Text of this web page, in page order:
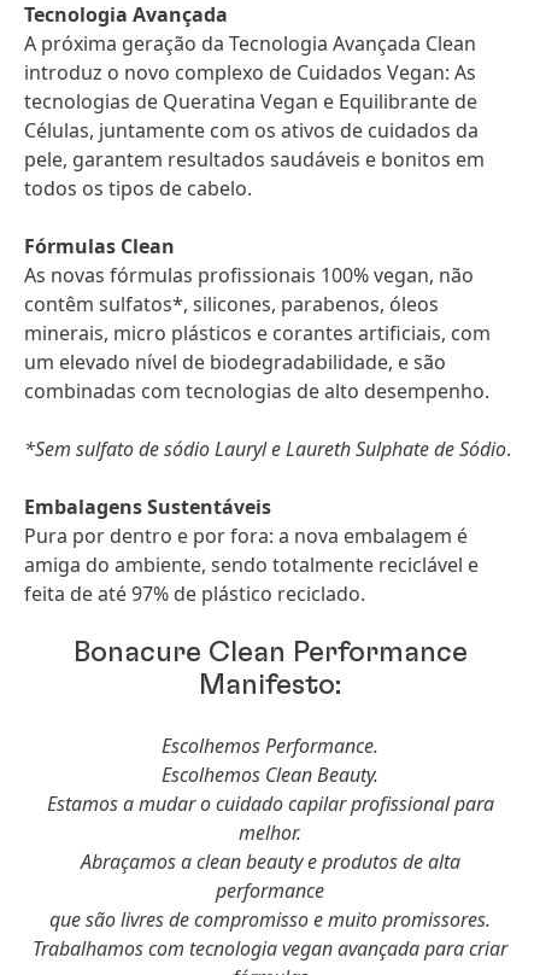
Tecnologia Avançada
A próxima geração da Tecnologia Avançada Clean
introduz o novo complexo de Cuidados Vegan: As
tecnologias de Queratina Vegan e Equilibrante de
Células, juntamente com os ativos de cuidados da
pele, garantem resultados saudáveis e bonitos em
todos os tipos de cabelo.
Fórmulas Clean
As novas fórmulas profissionais 100% vegan, não
contêm sulfatos*, silicones, parabenos, óleos
minerais, micro plásticos e corantes artificiais, com
um elevado nível de biodegradabilidade, e são
combinadas com tecnologias de alto desempenho.
*Sem sulfato de sódio Lauryl e Laureth Sulphate de Sódio.
Embalagens Sustentáveis
Pura por dentro e por fora: a nova embalagem é
amiga do ambiente, sendo totalmente reciclável e
feita de até 97% de plástico reciclado.
Bonacure Clean Performance
Manifesto:
Escolhemos Performance.
Escolhemos Clean Beauty.
Estamos a mudar o cuidado capilar profissional para
melhor.
Abraçamos a clean beauty e produtos de alta
performance
que são livres de compromisso e muito promissores.
Trabalhamos com tecnologia vegan avançada para criar